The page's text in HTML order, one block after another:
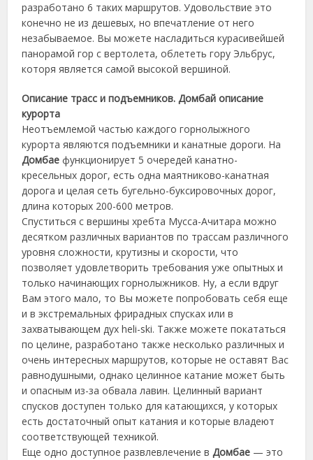
разработано 6 таких маршрутов. Удовольствие это
конечно не из дешевых, но впечатление от него
незабываемое. Вы можете насладиться курасивейшей
панорамой гор с вертолета, облететь гору Эльбрус,
которя является самой высокой вершиной.
Описание трасс и подъемников. Домбай описание
курорта
Неотъемлемой частью каждого горнолыжного
курорта являются подъемники и канатные дороги. На
Домбае функционирует 5 очередей канатно-
кресельных дорог, есть одна маятниково-канатная
дорога и целая сеть бугельно-буксировочных дорог,
длина которых 200-600 метров.
Спуститься с вершины хребта Мусса-Ачитара можно
десятком различных вариантов по трассам различного
уровня сложности, крутизны и скорости, что
позволяет удовлетворить требования уже опытных и
только начинающих горнолыжников. Ну, а если вдруг
Вам этого мало, то Вы можете попробовать себя еще
и в экстремальных фрирадных спусках или в
захватывающем дух heli-ski. Также можете покататься
по целине, разработано также несколько различных и
очень интересных маршрутов, которые не оставят Вас
равнодушными, однако целинное катание может быть
и опасным из-за обвала лавин. Целинный вариант
спусков доступен только для катающихся, у которых
есть достаточный опыт катания и которые владеют
соответствующей техникой.
Еще одно доступное развлевлечение вДомбае — это